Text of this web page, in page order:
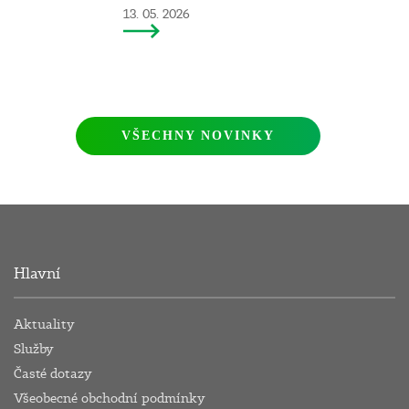
13. 05. 2026
VŠECHNY NOVINKY
Hlavní
Aktuality
Služby
Časté dotazy
Všeobecné obchodní podmínky